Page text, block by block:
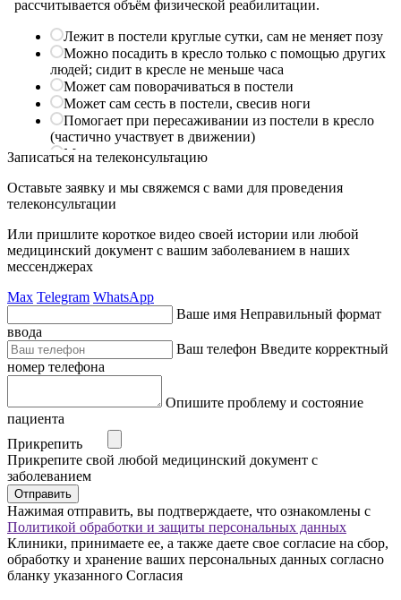
Записаться на телеконсультацию
Оставьте заявку и мы свяжемся с вами для проведения
телеконсультации
Или пришлите короткое видео своей истории или любой
медицинский документ с вашим заболеванием в наших
мессенджерах
Max Telegram WhatsApp
Ваше имя Неправильный формат
ввода
Ваш телефон Введите корректный
номер телефона
Опишите проблему и состояние
пациента
Прикрепить
Прикрепите свой любой медицинский документ с
заболеванием
Отправить
Нажимая отправить, вы подтверждаете, что ознакомлены с
Политикой обработки и защиты персональных данных
Клиники, принимаете ее, а также даете свое согласие на сбор,
обработку и хранение ваших персональных данных согласно
бланку указанного Согласия